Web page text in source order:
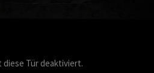
diese Tür deaktiviert.